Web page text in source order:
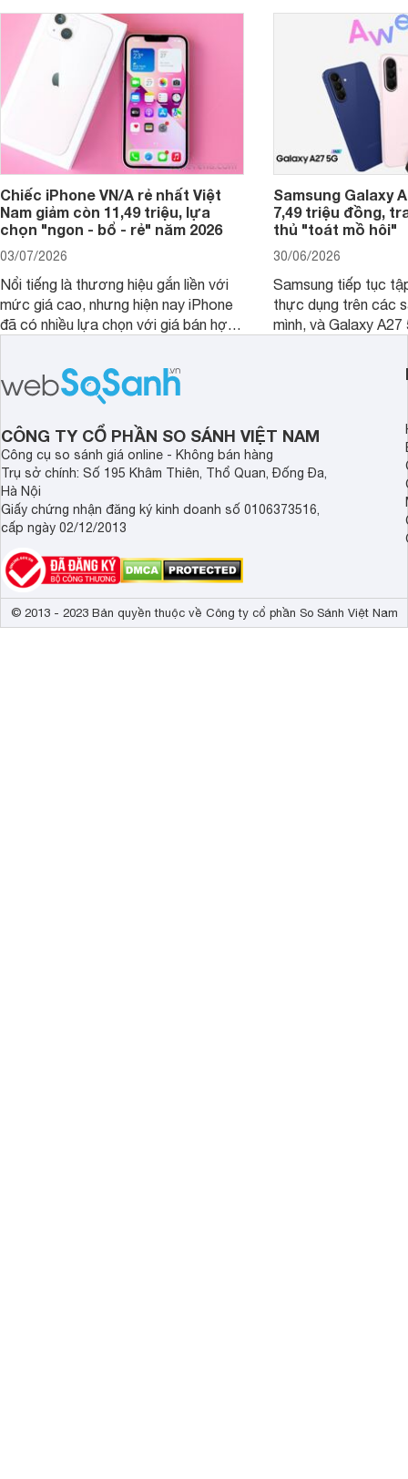
Chiếc iPhone VN/A rẻ nhất Việt
Nam giảm còn 11,49 triệu, lựa
chọn "ngon - bổ - rẻ" năm 2026
03/07/2026
Nổi tiếng là thương hiệu gắn liền với
mức giá cao, nhưng hiện nay iPhone
đã có nhiều lựa chọn với giá bán hợp
cận sản phẩm chính hãng.
Samsung Galaxy
7,49 triệu đồng,
thủ "toát mồ hôi"
30/06/2026
Samsung tiếp tục
thực dụng trên các
mình, và Galaxy
tới cho người dùng
lượng với nhiều
CÔNG TY CỔ PHẦN SO SÁNH VIỆT NAM
Công cụ so sánh giá online - Không bán hàng
Trụ sở chính: Số 195 Khâm Thiên, Thổ Quan, Đống Đa,
Hà Nội
Giấy chứng nhận đăng ký kinh doanh số 0106373516,
cấp ngày 02/12/2013
© 2013 - 2023 Bản quyền thuộc về Công ty cổ phần So Sánh Việt Nam